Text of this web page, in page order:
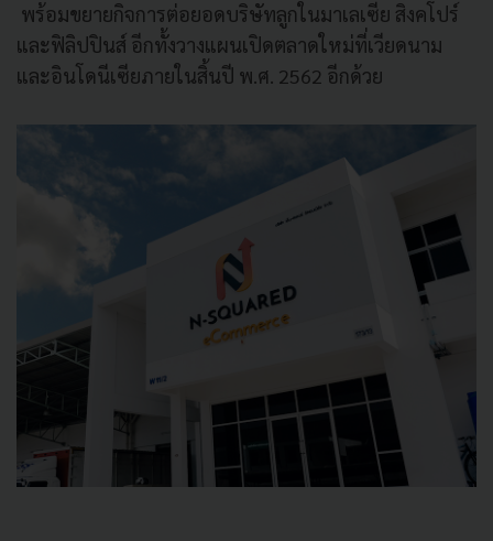
พร้อมขยายกิจการต่อยอดบริษัทลูกในมาเลเซีย สิงคโปร์
และฟิลิปปินส์ อีกทั้งวางแผนเปิดตลาดใหม่ที่เวียดนาม
และอินโดนีเซียภายในสิ้นปี พ.ศ. 2562 อีกด้วย